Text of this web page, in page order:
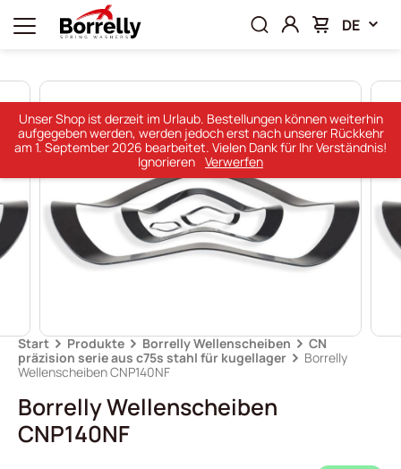
DE
Start Produkte Borrelly Wellenscheiben
CN
präzision serie aus c75s stahl für kugellager
Borrelly
Wellenscheiben CNP140NF
Borrelly Wellenscheiben
CNP140NF
Unser Shop ist derzeit im Urlaub. Bestellungen können weiterhin
aufgegeben werden, werden jedoch erst nach unserer Rückkehr
am 1. September 2026 bearbeitet. Vielen Dank für Ihr Verständnis!
Ignorieren Verwerfen